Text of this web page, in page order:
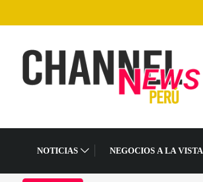
NOTICIAS NEGOCIOS A LA VISTA